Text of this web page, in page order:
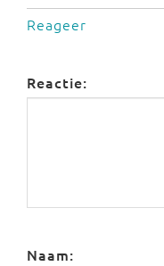
Reageer
Reactie:
Naam: